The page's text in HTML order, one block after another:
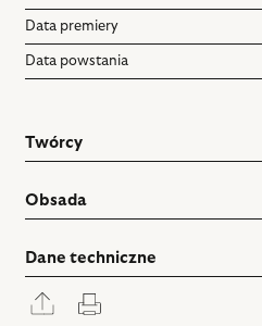
Data premiery
Data powstania
Twórcy
Obsada
Dane techniczne
Rozwiń
panel